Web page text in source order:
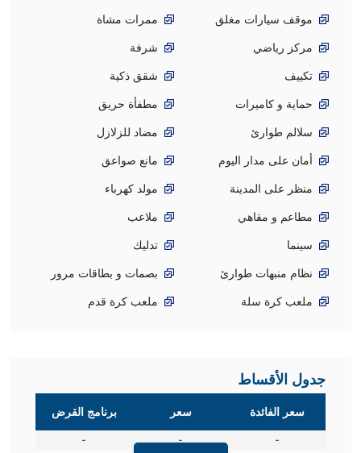
موقف سيارات مغلق
ممرات مشاة
مركز رياضي
شرفة
تكييف
شقق ذكية
حماية و كاميرات
مطفأة حريق
سلالم طوارئ
مضاد للزلازل
أمان على مدار اليوم
مانع صواعق
منظر على المدينة
مولد كهرباء
مطاعم و مقاهي
ملاعب
سينما
تدليك
نظام منبهات طوارئ
بصمات و بطاقات مرور
ملعب كرة سلة
ملعب كرة قدم
جدول الأقساط
سعر الفائدة سعر
برنامج القرض
-
-
-